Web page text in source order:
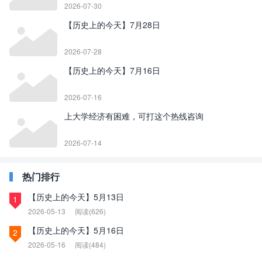
2026-07-30
【历史上的今天】7月28日
2026-07-28
【历史上的今天】7月16日
2026-07-16
上大学经济有困难，可打这个热线咨询
2026-07-14
热门排行
1 【历史上的今天】5月13日
2026-05-13 阅读(626)
2 【历史上的今天】5月16日
2026-05-16 阅读(484)